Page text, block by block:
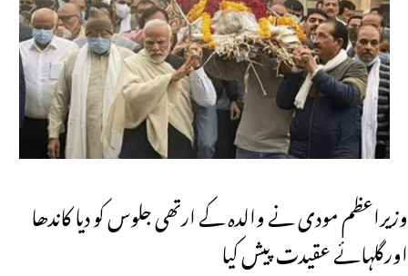
وزیراعظم مودی نے والدہ کے ارتھی جلوس کو دیا کاندھا
اورگلہائے عقیدت پیش کیا